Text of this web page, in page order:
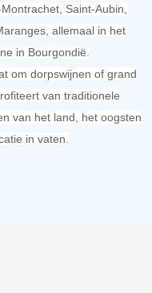
Saint-Aubin,
allemaal in het
in Bourgondië.
om dorpswijnen of grand
van traditionele
van het land, het oogsten
in vaten.